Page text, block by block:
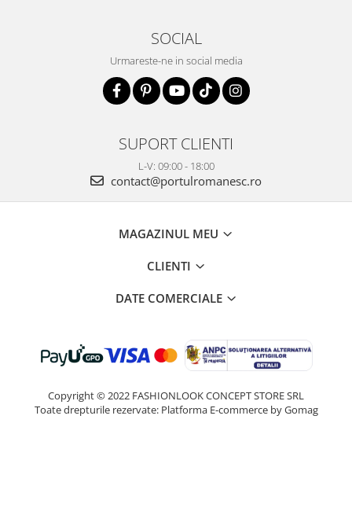
SOCIAL
Urmareste-ne in social media
SUPORT CLIENTI
L-V: 09:00 - 18:00
contact@portulromanesc.ro
MAGAZINUL MEU
CLIENTI
DATE COMERCIALE
Copyright © 2022 FASHIONLOOK CONCEPT STORE SRL
Toate drepturile rezervate: Platforma E-commerce by Gomag